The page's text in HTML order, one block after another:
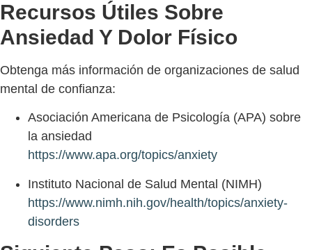
Recursos Útiles Sobre
Ansiedad Y Dolor Físico
Obtenga más información de organizaciones de salud
mental de confianza:
Asociación Americana de Psicología (APA) sobre
la ansiedad
https://www.apa.org/topics/anxiety
Instituto Nacional de Salud Mental (NIMH)
https://www.nimh.nih.gov/health/topics/anxiety-
disorders